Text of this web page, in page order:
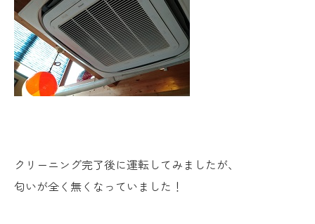
クリーニング完了後に運転してみましたが、
匂いが全く無くなっていました！